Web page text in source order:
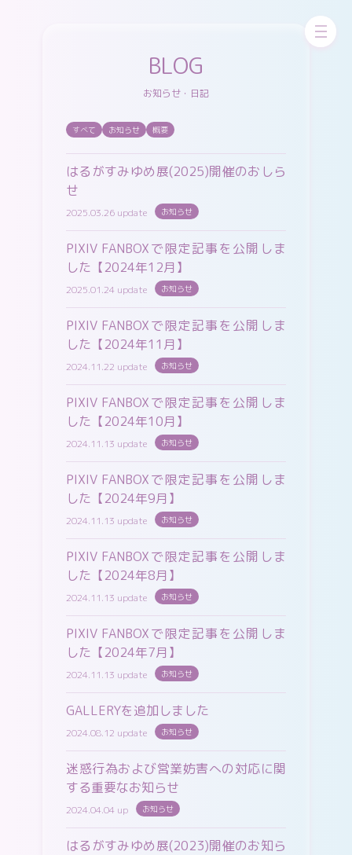
pixivFANBOX WORKS
X（twitter） Cara
pixiv misskey Bluesky
BLOG
お知らせ・日記
すべて お知らせ 概要
はるがすみゆめ展(2025)開催のおしら
せ
2025.03.26 update お知らせ
PIXIV FANBOXで限定記事を公開しま
した【2024年12月】
2025.01.24 update お知らせ
PIXIV FANBOXで限定記事を公開しま
した【2024年11月】
2024.11.22 update お知らせ
PIXIV FANBOXで限定記事を公開しま
した【2024年10月】
2024.11.13 update お知らせ
PIXIV FANBOXで限定記事を公開しま
した【2024年9月】
2024.11.13 update お知らせ
PIXIV FANBOXで限定記事を公開しま
した【2024年8月】
2024.11.13 update お知らせ
PIXIV FANBOXで限定記事を公開しま
した【2024年7月】
2024.11.13 update お知らせ
GALLERYを追加しました
2024.08.12 update お知らせ
迷惑行為および営業妨害への対応に関
する重要なお知らせ
2024.04.04 up お知らせ
はるがすみゆめ展(2023)開催のお知ら